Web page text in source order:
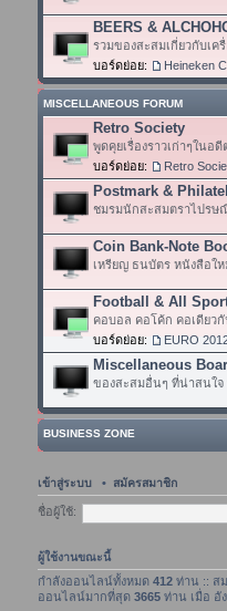
BEERS &
รวมของสะสมเกี่ยวกับเค
บอร์ดย่อย:
Heineken
MISCELLANEOUS FORUM
Retro Society
พูดคุยเรื่องราวเก่าๆในอ
บอร์ดย่อย:
Retro
Postmark &
ชมรมนักสะสมตราไปรษ
Coin Bank-Note
เหรียญ ธนบัตร หนังสือให
Football & All
คอบอล คอโค้ก คอเดียว
บอร์ดย่อย:
EURO
Miscellaneous
ของสะสมอื่นๆ ที่น่าสนใ
BUSINESS ZONE
เข้าสู่ระบบ • สมัครสมาชิก
ชื่อผู้ใช้:
ผู้ใช้งานขณะนี้
กำลังออนไลน์ทั้งหมด 412ท่าน :: สม
ออนไลน์มากที่สุด 3665ท่าน เมื่อ อัง